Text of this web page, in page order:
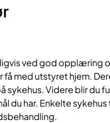
ved god opplæring
få med utstyret hjem.
sykehus. Videre blir du
du har. Enkelte